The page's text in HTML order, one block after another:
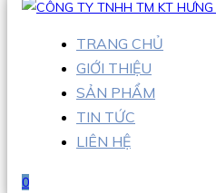
TRANG CHỦ
GIỚI THIỆU
SẢN PHẨM
TIN TỨC
LIÊN HỆ
0